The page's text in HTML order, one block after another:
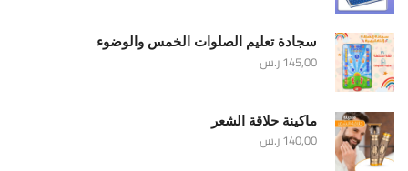
سجادة تعليم الصلوات الخمس والوضوء
145,00ر.س
ماكينة حلاقة الشعر
140,00ر.س